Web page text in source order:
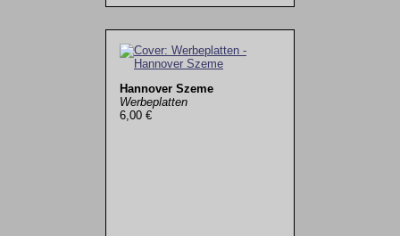
Hannover Szeme
Werbeplatten
6,00 €